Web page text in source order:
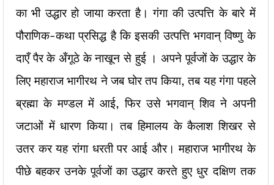
का भी उद्धार हो जाया करता है। गंगा की उत्पत्ति के बारे में
पौराणिक-कथा प्रसिद्ध है कि इसकी उत्पत्ति भगवान् विष्णु के
दाएँ पैर के अँगूठे के नाखून से हुई । अपने पूर्वजों के उद्धार के
लिए महाराज भागीरथ ने जब घोर तप किया, तब यह गंगा पहले
ब्रह्मा के मण्डल में आई, फिर उसे भगवान् शिव ने अपनी
जटाओं में धारण किया। तब हिमालय के कैलाश शिखर से
उतर कर यह रांगा धरती पर आई और। महाराज भागीरथ के
पीछे बहकर उनके पूर्वजों का उद्धार करते हुए धुर दक्षिण तक